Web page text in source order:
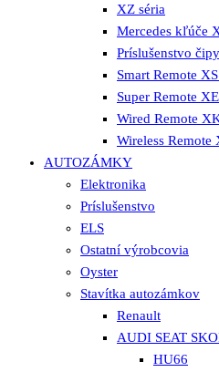
XZ séria
Mercedes kľúče
Príslušenstvo
Smart Remote
Super Remote
Wired Remote
Wireless Remote
AUTOZÁMKY
Elektronika
Príslušenstvo
ELS
Ostatní výrobcovia
Oyster
Stavítka autozámkov
Renault
AUDI SEAT
HU66